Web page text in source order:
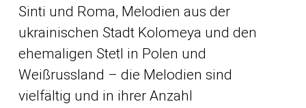
Sinti und Roma, Melodien aus der
ukrainischen Stadt Kolomeya und den
ehemaligen Stetl in Polen und
Weißrussland – die Melodien sind
vielfältig und in ihrer Anzahl